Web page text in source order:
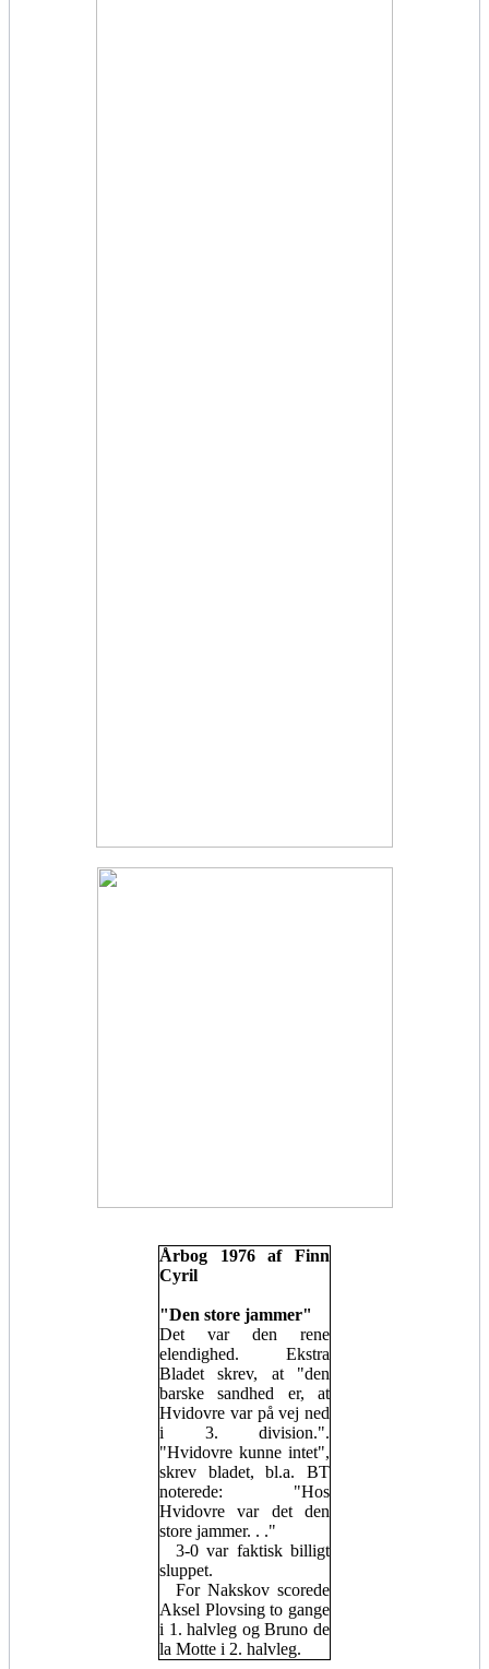
Årbog 1976 af Finn
Cyril
"Den store jammer"
Det var den rene
elendighed. Ekstra
Bladet skrev, at "den
barske sandhed er, at
Hvidovre var på vej ned
i 3. division.".
"Hvidovre kunne intet",
skrev bladet, bl.a. BT
noterede: "Hos
Hvidovre var det den
store jammer. . ."
3-0 var faktisk billigt
sluppet.
For Nakskov scorede
Aksel Plovsing to gange
i 1. halvleg og Bruno de
la Motte i 2. halvleg.